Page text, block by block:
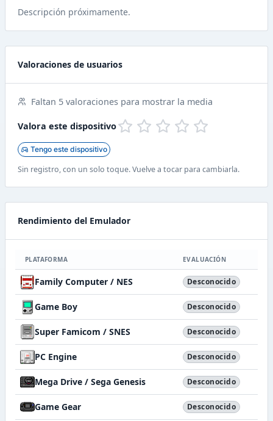
Descripción próximamente.
Valoraciones de usuarios
Faltan 5 valoraciones para mostrar la media
Valora este dispositivo
Tengo este dispositivo
Sin registro, con un solo toque. Vuelve a tocar para cambiarla.
Rendimiento del Emulador
PLATAFORMA EVALUACIÓN
Family Computer / NES Desconocido
Game Boy Desconocido
Super Famicom / SNES Desconocido
PC Engine Desconocido
Mega Drive / Sega Genesis Desconocido
Game Gear Desconocido